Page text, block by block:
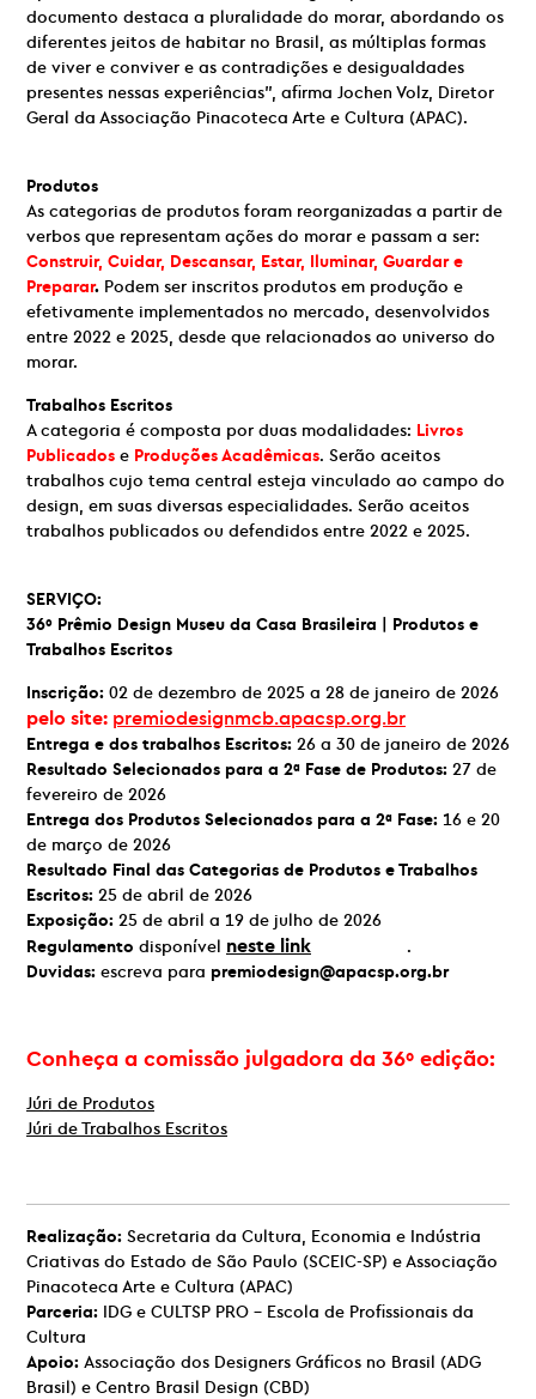
documento destaca a pluralidade do morar, abordando os
diferentes jeitos de habitar no Brasil, as múltiplas formas
de viver e conviver e as contradições e desigualdades
presentes nessas experiências”, afirma Jochen Volz, Diretor
Geral da Associação Pinacoteca Arte e Cultura (APAC).
Produtos
As categorias de produtos foram reorganizadas a partir de
verbos que representam ações do morar e passam a ser:
Construir, Cuidar, Descansar, Estar, Iluminar, Guardar e
Preparar. Podem ser inscritos produtos em produção e
efetivamente implementados no mercado, desenvolvidos
entre 2022 e 2025, desde que relacionados ao universo do
morar.
Trabalhos Escritos
A categoria é composta por duas modalidades: Livros
Publicados e Produções Acadêmicas. Serão aceitos
trabalhos cujo tema central esteja vinculado ao campo do
design, em suas diversas especialidades. Serão aceitos
trabalhos publicados ou defendidos entre 2022 e 2025.
SERVIÇO:
36º Prêmio Design Museu da Casa Brasileira | Produtos e
Trabalhos Escritos
Inscrição: 02 de dezembro de 2025 a 28 de janeiro de 2026
pelo site: premiodesignmcb.apacsp.org.br
Entrega e dos trabalhos Escritos: 26 a 30 de janeiro de 2026
Resultado Selecionados para a 2ª Fase de Produtos: 27 de
fevereiro de 2026
Entrega dos Produtos Selecionados para a 2ª Fase: 16 e 20
de março de 2026
Resultado Final das Categorias de Produtos e Trabalhos
Escritos: 25 de abril de 2026
Exposição: 25 de abril a 19 de julho de 2026
Regulamento disponível neste link
.
Duvidas: escreva para premiodesign@apacsp.org.br
Conheça a comissão julgadora da 36º edição:
Júri de Produtos
Júri de Trabalhos Escritos
Realização: Secretaria da Cultura, Economia e Indústria
Criativas do Estado de São Paulo (SCEIC-SP) e Associação
Pinacoteca Arte e Cultura (APAC)
Parceria: IDG e CULTSP PRO – Escola de Profissionais da
Cultura
Apoio: Associação dos Designers Gráficos no Brasil (ADG
Brasil) e Centro Brasil Design (CBD)